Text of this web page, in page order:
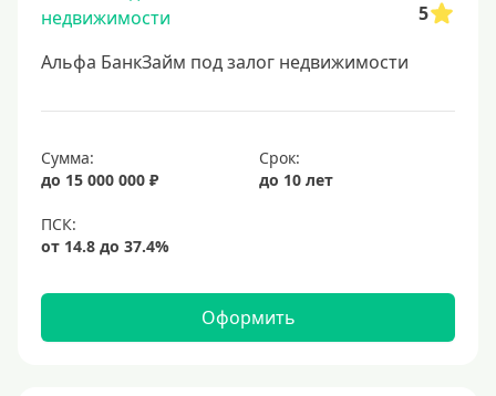
5
Альфа БанкЗайм под залог недвижимости
Сумма:
до 15 000 000 ₽
Срок:
до 10 лет
Оформить